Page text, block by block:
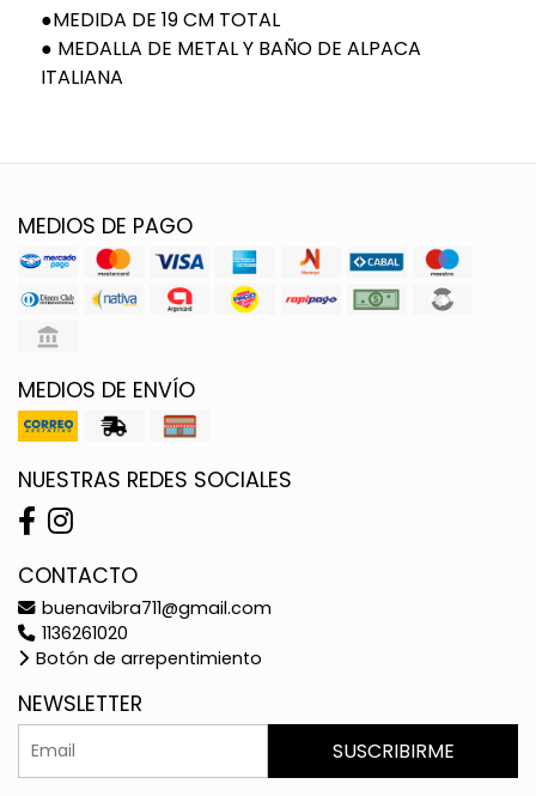
●MEDIDA DE 19 CM TOTAL
● MEDALLA DE METAL Y BAÑO DE ALPACA
ITALIANA
MEDIOS DE PAGO
MEDIOS DE ENVÍO
NUESTRAS REDES SOCIALES
CONTACTO
buenavibra711@gmail.com
1136261020
Botón de arrepentimiento
NEWSLETTER
SUSCRIBIRME